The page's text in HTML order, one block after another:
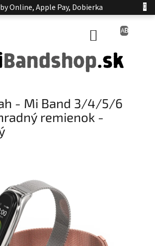
Online, Apple Pay, Dobierka
NÁKUPNÝ
- Mi Band 3/4/5/6
remienok -